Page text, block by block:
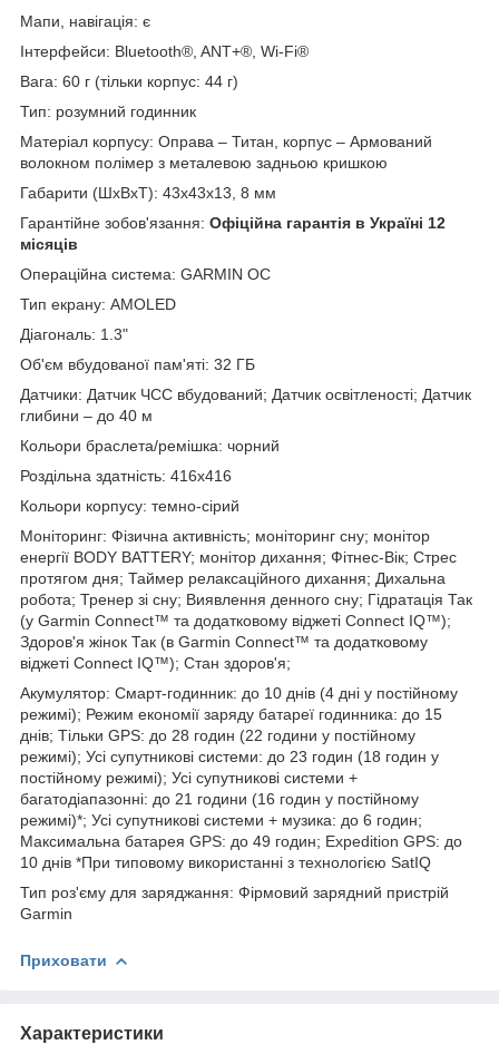
Мапи, навігація: є
Інтерфейси: Bluetooth®, ANT+®, Wi-Fi®
Вага: 60 ​​г (тільки корпус: 44 г)
Тип: розумний годинник
Матеріал корпусу: Оправа – Титан, корпус – Армований
волокном полімер з металевою задньою кришкою
Габарити (ШхВхТ): 43x43x13, 8 мм
Гарантійне зобов'язання: Офіційна гарантія в Україні 12
місяців
Операційна система: GARMIN OC
Тип екрану: AMOLED
Діагональ: 1.3"
Об'єм вбудованої пам'яті: 32 ГБ
Датчики: Датчик ЧСС вбудований; Датчик освітленості; Датчик
глибини – до 40 м
Кольори браслета/ремішка: чорний
Роздільна здатність: 416x416
Кольори корпусу: темно-сірий
Моніторинг: Фізична активність; моніторинг сну; монітор
енергії BODY BATTERY; монітор дихання; Фітнес-Вік; Стрес
протягом дня; Таймер релаксаційного дихання; Дихальна
робота; Тренер зі сну; Виявлення денного сну; Гідратація Так
(у Garmin Connect™ та додатковому віджеті Connect IQ™);
Здоров'я жінок Так (в Garmin Connect™ та додатковому
віджеті Connect IQ™); Стан здоров'я;
Акумулятор: Смарт-годинник: до 10 днів (4 дні у постійному
режимі); Режим економії заряду батареї годинника: до 15
днів; Тільки GPS: до 28 годин (22 години у постійному
режимі); Усі супутникові системи: до 23 годин (18 годин у
постійному режимі); Усі супутникові системи +
багатодіапазонні: до 21 години (16 годин у постійному
режимі)*; Усі супутникові системи + музика: до 6 годин;
Максимальна батарея GPS: до 49 годин; Expedition GPS: до
10 днів *При типовому використанні з технологією SatIQ
Тип роз'єму для заряджання: Фірмовий зарядний пристрій
Garmin
Приховати
Характеристики